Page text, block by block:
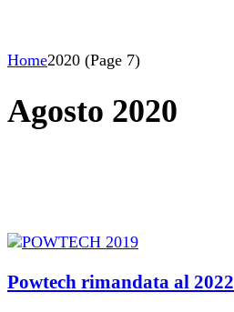
Home2020 (Page 7)
Agosto 2020
Powtech rimandata al 2022